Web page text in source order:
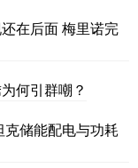
在后面 梅里诺完
何引群嘲？
储能配电与功耗